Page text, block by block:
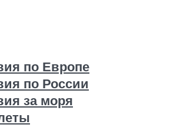
по Европе
по России
за моря